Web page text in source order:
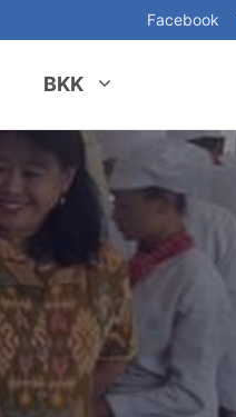
Facebook
BKK